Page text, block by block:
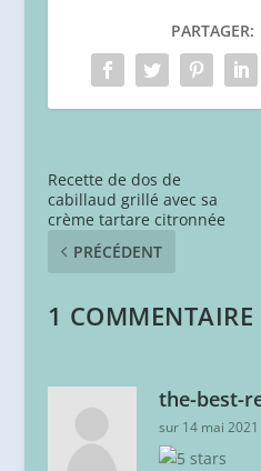
PARTAGER:
Recette de dos de
cabillaud grillé avec sa
crème tartare citronnée
PRÉCÉDENT
1 COMMENTAIRE
the-best-
sur 14 mai